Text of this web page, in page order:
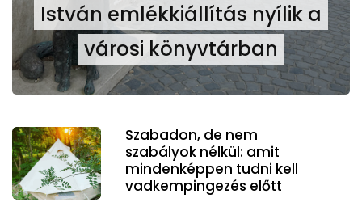
István emlékkiállítás nyílik a
városi könyvtárban
Szabadon, de nem
szabályok nélkül: amit
mindenképpen tudni kell
vadkempingezés előtt